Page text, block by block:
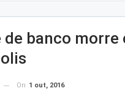
banco
On 1 out, 2016